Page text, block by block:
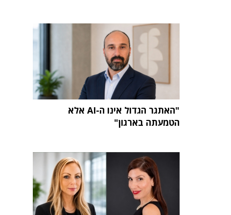
"האתגר הגדול אינו ה-AI אלא
הטמעתה בארגון"